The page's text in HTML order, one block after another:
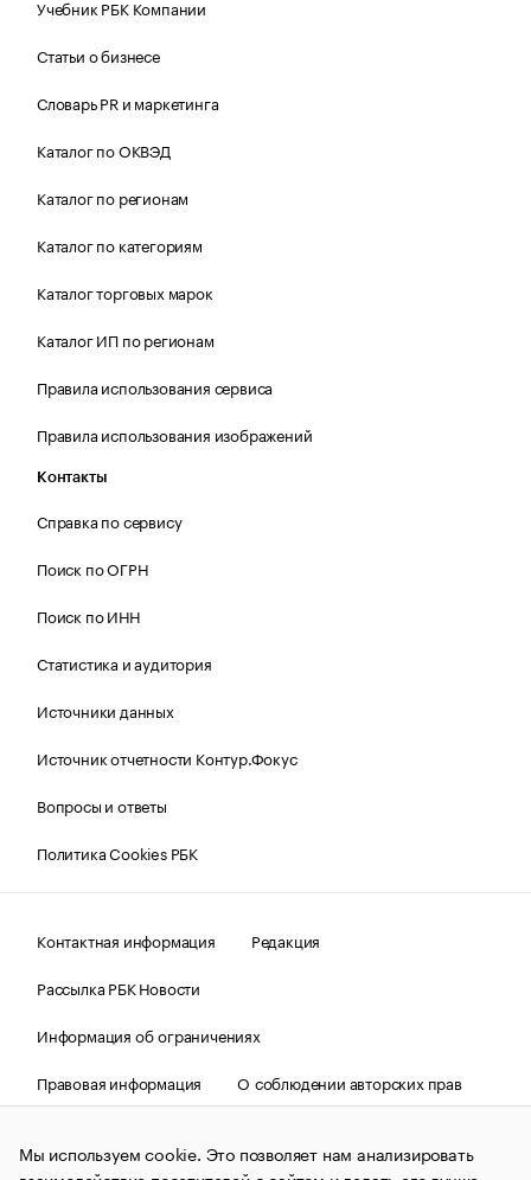
Учебник РБК Компании
Статьи о бизнесе
Словарь PR и маркетинга
Каталог по ОКВЭД
Каталог по регионам
Каталог по категориям
Каталог торговых марок
Каталог ИП по регионам
Правила использования сервиса
Правила использования изображений
Контакты
Справка по сервису
Поиск по ОГРН
Поиск по ИНН
Статистика и аудитория
Источники данных
Источник отчетности Контур.Фокус
Вопросы и ответы
Политика Cookies РБК
Контактная информация
Редакция
Рассылка РБК Новости
Информация об ограничениях
Правовая информация
О соблюдении авторских прав
и материалы информационного агентства «РБК»
(зарегистрировано Федеральной службой по надзору в сфере
Мы используем cookie. Это позволяет нам анализировать